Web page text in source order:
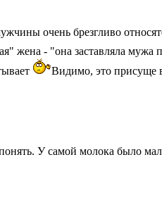
очень брезгливо
жена - "она заставляла мужа
Видимо, это присуще
У самой молока было